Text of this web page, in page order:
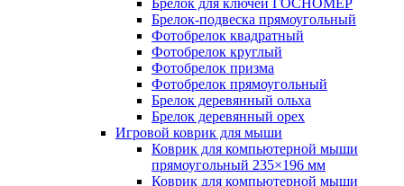
Брелок-подвеска прямоугольный
Фотобрелок квадратный
Фотобрелок круглый
Фотобрелок призма
Фотобрелок прямоугольный
Брелок деревянный ольха
Брелок деревянный орех
Игровой коврик для мыши
Коврик для компьютерной мыши
прямоугольный 235×196 мм
Коврик для компьютерной мыши